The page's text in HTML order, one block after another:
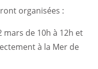
organisées :
mars de 10h à 12h et
à la Mer de